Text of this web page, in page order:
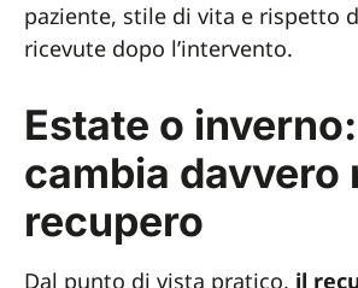
paziente, stile di vita e rispetto
ricevute dopo l’intervento.
Estate o
cambia davvero
recupero
Dal punto di vista pratico, il